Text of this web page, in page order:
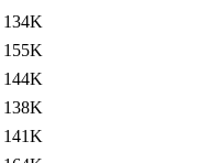
134K
155K
144K
138K
141K